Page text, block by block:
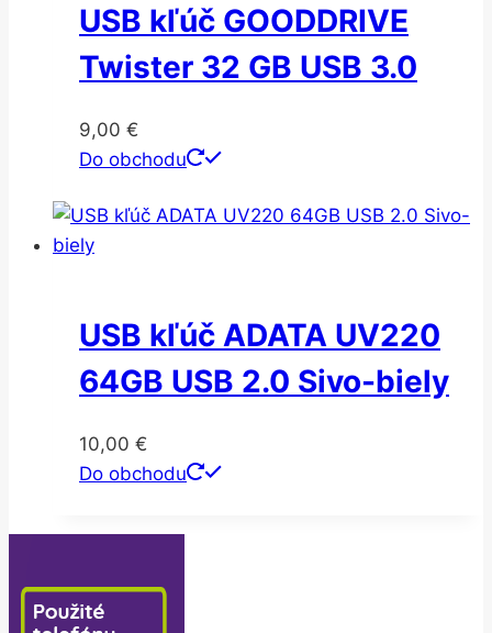
USB kľúč GOODDRIVE
Twister 32 GB USB 3.0
9,00 €
Do obchodu
USB kľúč ADATA UV220
64GB USB 2.0 Sivo-biely
10,00 €
Do obchodu